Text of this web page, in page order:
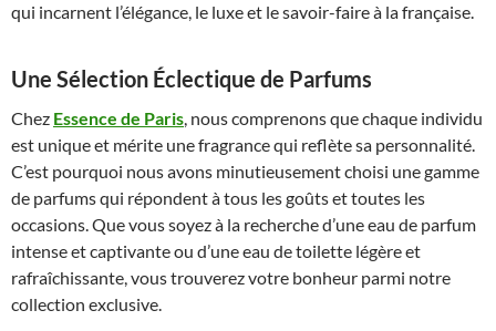
qui incarnent l’élégance, le luxe et le savoir-faire à la française.
Une Sélection Éclectique de Parfums
Chez Essence de Paris, nous comprenons que chaque individu
est unique et mérite une fragrance qui reflète sa personnalité.
C’est pourquoi nous avons minutieusement choisi une gamme
de parfums qui répondent à tous les goûts et toutes les
occasions. Que vous soyez à la recherche d’une eau de parfum
intense et captivante ou d’une eau de toilette légère et
rafraîchissante, vous trouverez votre bonheur parmi notre
collection exclusive.